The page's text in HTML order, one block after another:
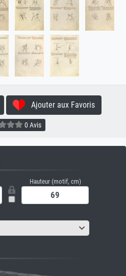
Ajouter aux Favoris
0 Avis
Hauteur (motif, cm)